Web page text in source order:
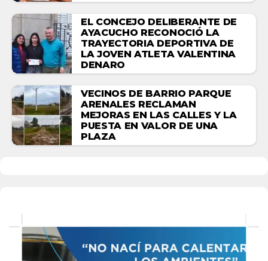
EL CONCEJO DELIBERANTE DE
AYACUCHO RECONOCIÓ LA
TRAYECTORIA DEPORTIVA DE
LA JOVEN ATLETA VALENTINA
DENARO
VECINOS DE BARRIO PARQUE
ARENALES RECLAMAN
MEJORAS EN LAS CALLES Y LA
PUESTA EN VALOR DE UNA
PLAZA